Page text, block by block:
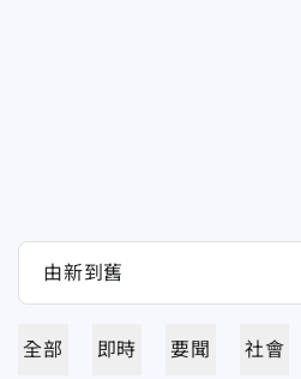
全部 即時 要聞 社會